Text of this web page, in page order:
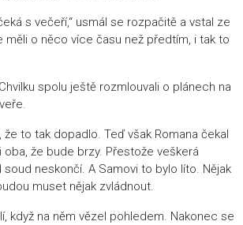
s večeří,“ usmál se rozpačitě a vstal ze
o něco více času než předtím, i tak to
spolu ještě rozmlouvali o plánech na
to tak dopadlo. Teď však Romana čekal
že bude brzy. Přestože veškerá
neskončí. A Samovi to bylo líto. Nějak
muset nějak zvládnout.
když na něm vězel pohledem. Nakonec se